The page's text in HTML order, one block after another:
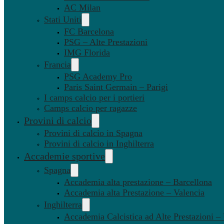
AC Milan
Stati Uniti
FC Barcelona
PSG – Alte Prestazioni
IMG Florida
Francia
PSG Academy Pro
Paris Saint Germain – Parigi
I camps calcio per i portieri
Camps calcio per ragazze
Provini di calcio
Provini di calcio in Spagna
Provini di calcio in Inghilterra
Accademie sportive
Spagna
Accademia alta prestazione – Barcellona
Accademia alta Prestazione – Valencia
Inghilterra
Accademia Calcistica ad Alte Prestazioni